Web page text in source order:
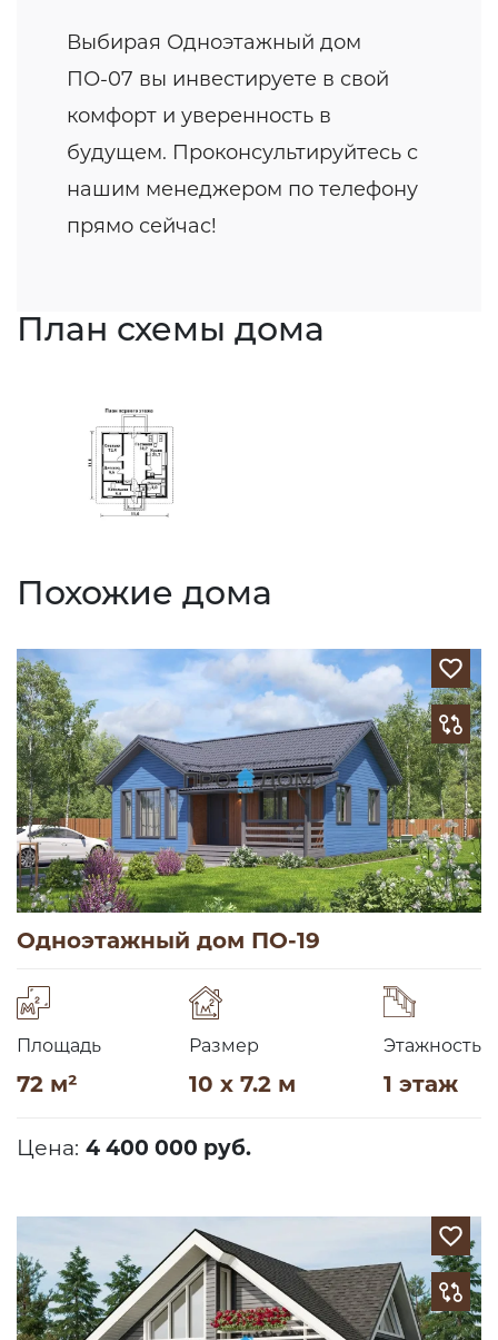
Выбирая Одноэтажный дом
ПО-07 вы инвестируете в свой
комфорт и уверенность в
будущем. Проконсультируйтесь с
нашим менеджером по телефону
прямо сейчас!
План схемы дома
Похожие дома
Одноэтажный дом ПО-19
Площадь
72 м²
Размер
10 x 7.2 м
Этажность
1 этаж
Цена: 4 400 000 руб.